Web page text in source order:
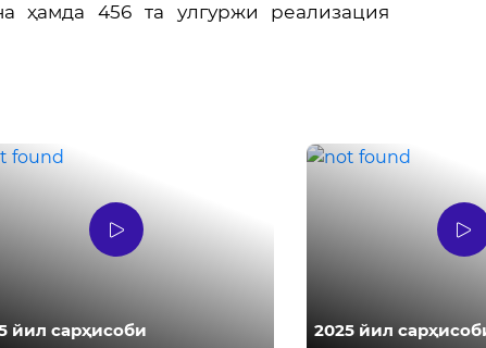
ҳамда 456 та улгуржи реализация
йил сарҳисоби 2025 йил